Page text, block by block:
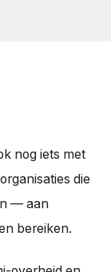
nog iets met
die
— aan
bereiken.